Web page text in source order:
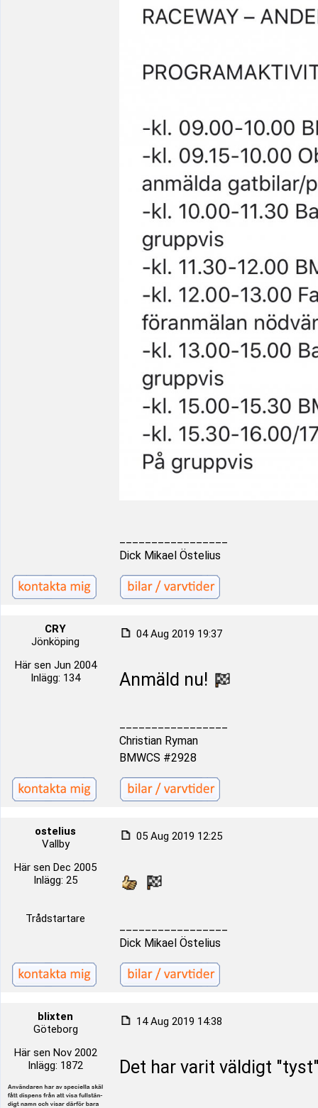
Dick Mikael Östelius
CRY
Jönköping
Här sen Jun 2004
Inlägg: 134
04 Aug 2019 19:37
Anmäld nu!
Christian Ryman
BMWCS #2928
ostelius
Vallby
Här sen Dec 2005
Inlägg: 25
Trådstartare
05 Aug 2019 12:25
Dick Mikael Östelius
blixten
Göteborg
Här sen Nov 2002
Inlägg: 1872
14 Aug 2019 14:38
Det har varit väldigt